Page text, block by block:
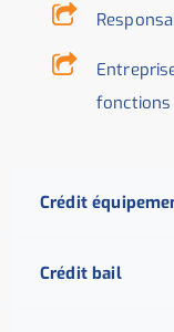
fonctions
Crédit
Crédit bail